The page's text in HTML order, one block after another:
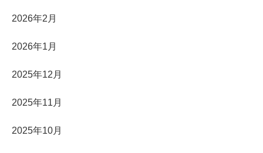
2026年2月
2026年1月
2025年12月
2025年11月
2025年10月